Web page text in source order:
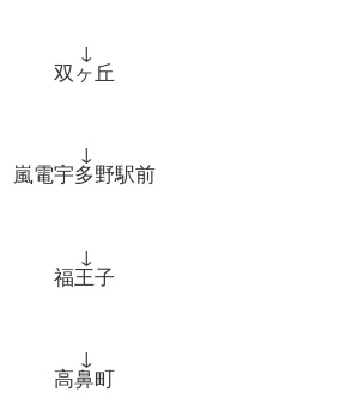
↓
双ヶ丘
↓
嵐電宇多野駅前
↓
福王子
↓
高鼻町